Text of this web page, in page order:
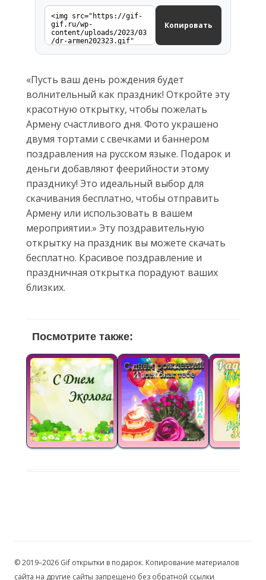
Копировать
«Пусть ваш день рождения будет
волнительный как праздник! Откройте эту
красотную открытку, чтобы пожелать
Армену счастливого дня. Фото украшено
двумя тортами с свечками и баннером
поздравления на русском языке. Подарок и
деньги добавляют феерийности этому
празднику! Это идеальный выбор для
скачивания бесплатно, чтобы отправить
Армену или использовать в вашем
мероприятии.» Эту поздравительную
открытку на праздник вы можете скачать
бесплатно. Красивое поздравление и
праздничная открытка порадуют ваших
близких.
Посмотрите также:
© 2019–2026 Gif открытки в подарок. Копирование материалов
сайта на другие сайты запрещено без обратной ссылки